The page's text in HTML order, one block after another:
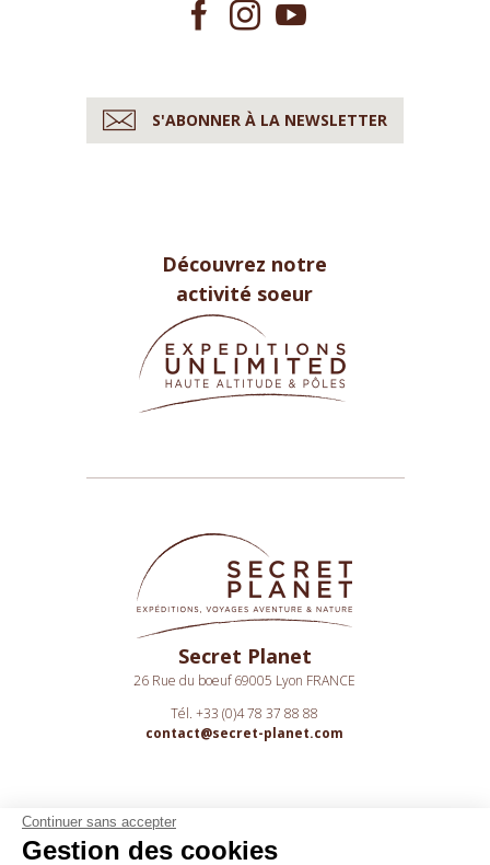
S'ABONNER À LA NEWSLETTER
Découvrez notre
activité soeur
Secret Planet
26 Rue du boeuf 69005 Lyon FRANCE
Tél. +33 (0)4 78 37 88 88
contact@secret-planet.com
Continuer sans accepter
Gestion des cookies